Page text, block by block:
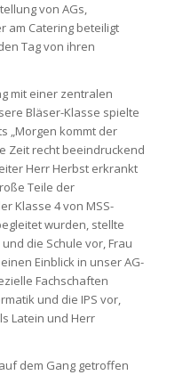
von AGs,
am Catering beteiligt
Tag von ihren
mit einer zentralen
Bläser-Klasse spielte
„Morgen kommt der
Zeit recht beeindruckend
Herr Herbst erkrankt
Teile der
Klasse 4 von MSS-
wurden, stellte
die Schule vor, Frau
Einblick in unser AG-
Fachschaften
und die IPS vor,
Latein und Herr
dem Gang getroffen